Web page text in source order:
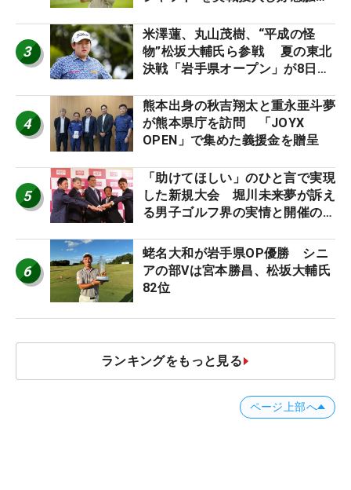
ーのヒトネタ！】
3
米澤蓮、丸山茂樹、“平成の怪
物”松坂大輔氏ら参戦 夏の東北
決戦「岩手県オープン」が8日開
4
熊本出身の秋吉翔太と重永亜斗夢
が熊本県庁を訪問 「JOYX
OPEN」で集めた義援金を贈呈
5
「助けてほしい」のひと言で実現
した新規大会 堀川未来夢が訴え
る男子ゴルフ界の実情と開催の舞
6
蛯名大和が岩手県OP優勝 シニ
アの部Vは宮本勝昌、松坂大輔氏
82位
ランキングをもっと見る
ページ上部へ